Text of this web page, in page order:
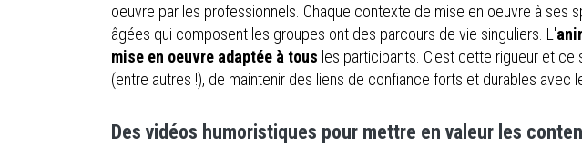
oeuvre par les professionnels. Chaque contexte de mise en oeuvre à ses
âgées qui composent les groupes ont des parcours de vie singuliers. L'
mise en oeuvre adaptée à tous les participants. C'est cette rigueur et
(entre autres !), de maintenir des liens de confiance forts et durables avec
Des vidéos humoristiques pour mettre en valeur les